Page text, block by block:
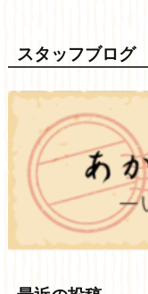
スタッフブログ